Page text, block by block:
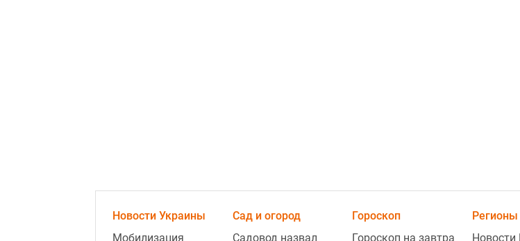
Новости Украины
Мобилизация
Сад и огород
Садовод назвал
Гороскоп
Гороскоп на завтра
Регионы
Новости